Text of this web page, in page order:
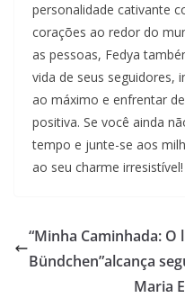
personalidade cativante
corações ao redor do
as pessoas, Fedya
vida de seus seguidores,
ao máximo e enfrentar
positiva. Se você ainda
tempo e junte-se aos
ao seu charme irresistível!
“Minha Caminhada:
Bündchen”alcança
Maria